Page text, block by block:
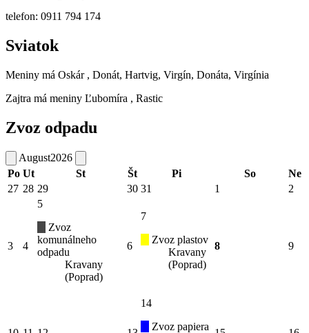
telefon: 0911 794 174
Sviatok
Meniny má Oskár , Donát, Hartvig, Virgín, Donáta, Virgínia
Zajtra má meniny Ľubomíra , Rastic
Zvoz odpadu
August2026
Po Ut St Št Pi So
Ne
27 28 29 30 31 1 2
3 4
5
Zvoz
komunálneho
odpadu
Kravany
(Poprad)
6
7
Zvoz plastov
Kravany
(Poprad)
8 9
14
Zvoz papiera